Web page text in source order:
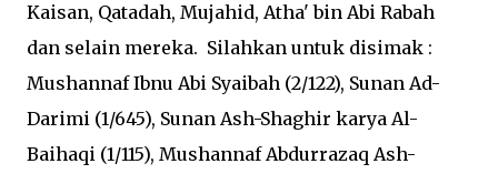
Kaisan, Qatadah, Mujahid, Atha' bin Abi Rabah
dan selain mereka. Silahkan untuk disimak :
Mushannaf Ibnu Abi Syaibah (2/122), Sunan Ad-
Darimi (1/645), Sunan Ash-Shaghir karya Al-
Baihaqi (1/115), Mushannaf Abdurrazaq Ash-